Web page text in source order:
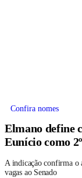
Confira nomes
Elmano define
Eunício como
A indicação confirma o
vagas ao Senado